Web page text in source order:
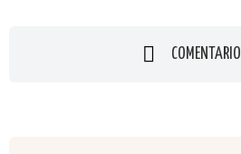
COMENTARIO